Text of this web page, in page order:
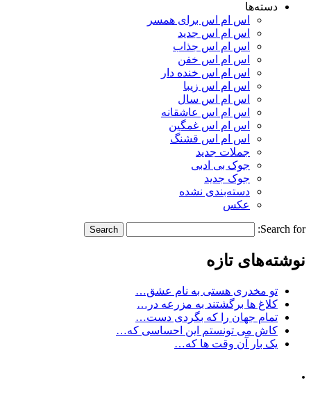
دسته‌ها
اس ام اس برای همسر
اس ام اس جدید
اس ام اس جذاب
اس ام اس خفن
اس ام اس خنده دار
اس ام اس زیبا
اس ام اس سال
اس ام اس عاشقانه
اس ام اس غمگین
اس ام اس قشنگ
جملات جدید
جوک بی ادبی
جوک جدید
دسته‌بندی نشده
عکس
Search for:
نوشته‌های تازه
تو مخدری هستی به نام عشق…
کلاغ ها برگشتند به مزرعه در…
تمام جهان را که بگردی دست…
کاش می تونستم این احساسی که…
یک بار آن وقت ها که…
.